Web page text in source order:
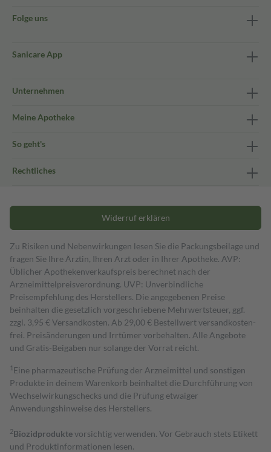
Folge uns
Sanicare App
Unternehmen
Meine Apotheke
So geht's
Rechtliches
Widerruf erklären
Zu Risiken und Nebenwirkungen lesen Sie die Packungsbeilage und
fragen Sie Ihre Ärztin, Ihren Arzt oder in Ihrer Apotheke. AVP:
Üblicher Apothekenverkaufspreis berechnet nach der
Arzneimittelpreisverordnung. UVP: Unverbindliche
Preisempfehlung des Herstellers. Die angegebenen Preise
beinhalten die gesetzlich vorgeschriebene Mehrwertsteuer, ggf.
zzgl. 3,95 € Versandkosten. Ab 29,00 € Bestell­wert versand­kosten­
frei. Preisänderungen und Irrtümer vorbehalten. Alle Angebote
und Gratis-Beigaben nur solange der Vorrat reicht.
1 Eine pharmazeutische Prüfung der Arzneimittel und sonstigen
Produkte in deinem Warenkorb beinhaltet die Durchführung von
Wechselwirkungschecks und die Prüfung etwaiger
Anwendungshinweise des Herstellers.
2Biozidproduktevorsichtig verwenden. Vor Gebrauch stets Etikett
und Produktinformationen lesen.